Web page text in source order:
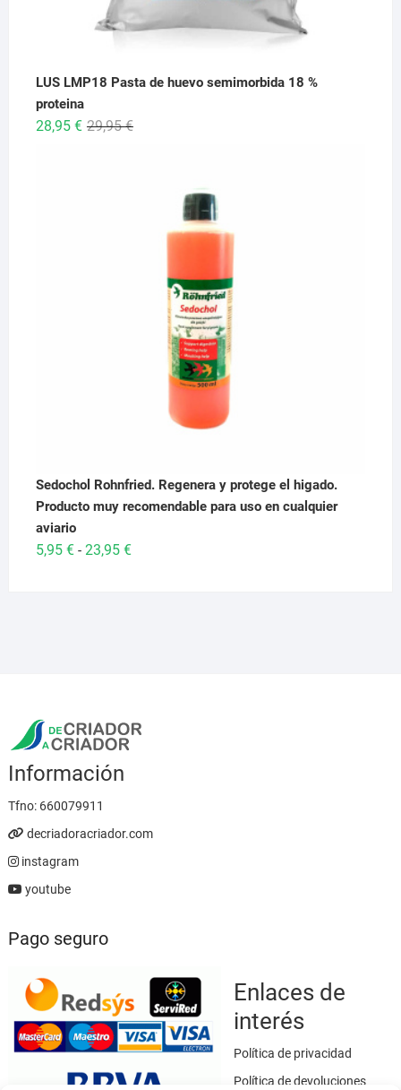
LUS LMP18 Pasta de huevo semimorbida 18 %
proteina
29,95€El
28,95 €
El
Sedochol Rohnfried. Regenera y protege el higado.
Producto muy recomendable para uso en cualquier
aviario
5,95 € - 23,95 €Rango
Información
Tfno: 660079911
decriadoracriador.com
instagram
youtube
Pago seguro
Enlaces de
interés
Política de privacidad
Política de devoluciones